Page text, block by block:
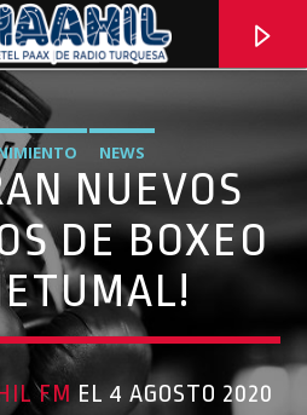
NEWS
NUEVOS
DE BOXEO
FM EL 4 AGOSTO 2020